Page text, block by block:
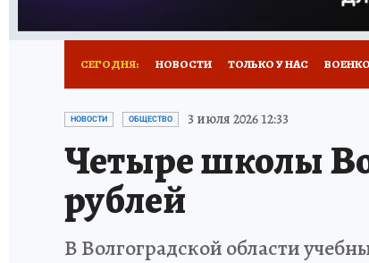
СЕГОДНЯ: НОВОСТИ ТОЛЬКО У НАС
ИСПЫТАНО НА СЕБЕ
НОВОСТИ ОБЩЕСТВО 3 июля 2026 12:33
Четыре школы
рублей
В Волгоградской области